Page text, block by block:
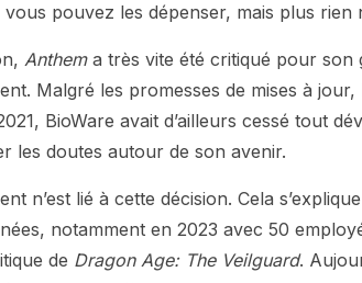
pouvez les dépenser, mais plus
Anthema très vite été critiqué pour son
Malgré les promesses de mises à
BioWare avait d’ailleurs cessé tout
les doutes autour de son avenir.
n’est lié à cette décision. Cela
notamment en 2023 avec 50
de Dragon Age: The Veilguard.